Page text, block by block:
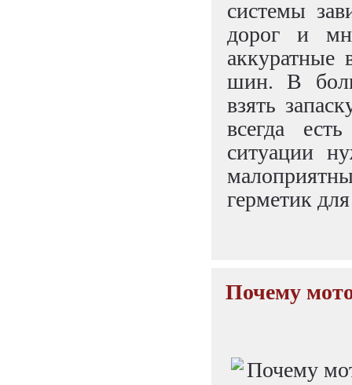
системы
дорог и
аккуратные
шин. В
взять
всегда
ситуации
герметик
Почему